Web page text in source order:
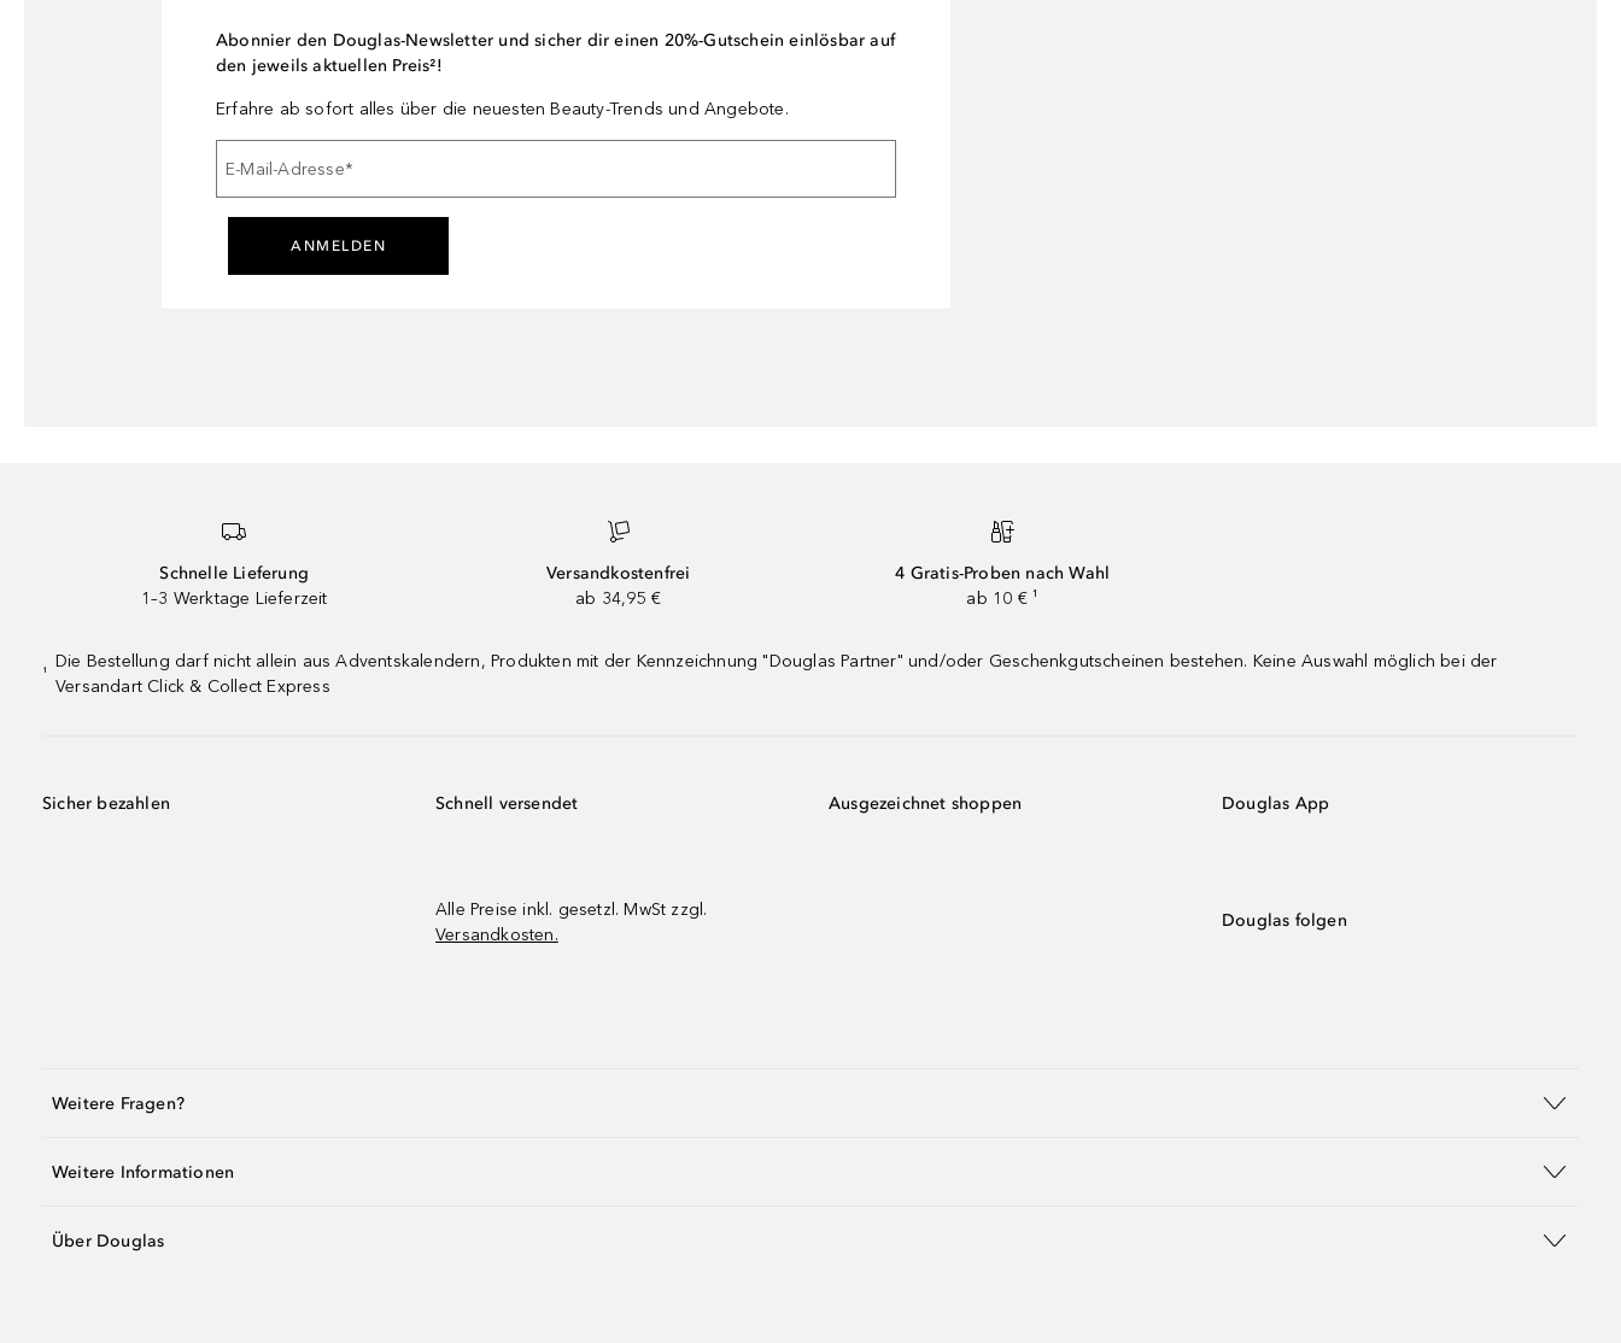
Abonnier den Douglas-Newsletter und sicher dir einen 20%-Gutschein einlösbar auf
den jeweils aktuellen Preis²!
Erfahre ab sofort alles über die neuesten Beauty-Trends und Angebote.
E-Mail-Adresse*
ANMELDEN
Schnelle Lieferung
1–3 Werktage Lieferzeit
Versandkostenfrei
ab 34,95 €
4 Gratis-Proben nach Wahl
ab 10 € ¹
¹
Die Bestellung darf nicht allein aus Adventskalendern, Produkten mit der Kennzeichnung "Douglas Partner" und/oder Geschenkgutscheinen bestehen. Keine Auswahl möglich bei der
Versandart Click & Collect Express
Sicher bezahlen Schnell versendet
Alle Preise inkl. gesetzl. MwSt zzgl.
Versandkosten.
Ausgezeichnet shoppen Douglas App
Douglas folgen
Weitere Fragen?
Weitere Informationen
Über Douglas